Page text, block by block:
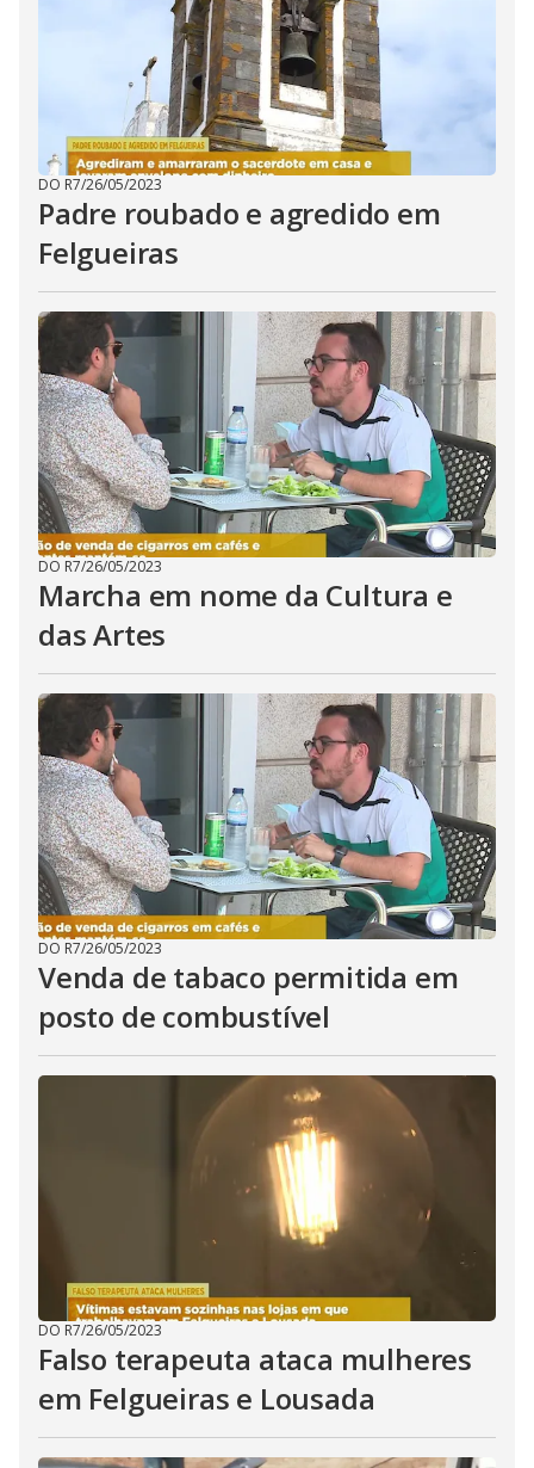
DO R7/26/05/2023
Padre roubado e agredido em
Felgueiras
DO R7/26/05/2023
Marcha em nome da Cultura e
das Artes
DO R7/26/05/2023
Venda de tabaco permitida em
posto de combustível
DO R7/26/05/2023
Falso terapeuta ataca mulheres
em Felgueiras e Lousada